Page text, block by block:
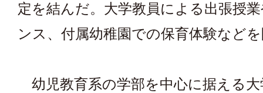
定を結んだ。大学教員による出張授
ンス、付属幼稚園での保育体験など
幼児教育系の学部を中心に据える